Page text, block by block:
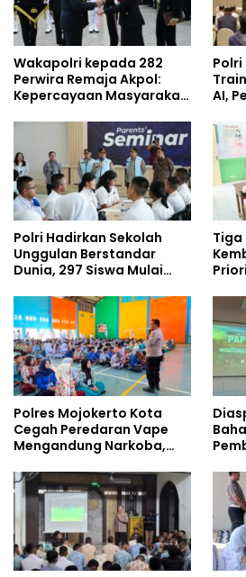
Wakapolri kepada 282
Perwira Remaja Akpol:
Kepercayaan Masyarakat
AI,
Polri Hadirkan Sekolah
Unggulan Berstandar
Dunia, 297 Siswa Mulai
Tiga
Polres Mojokerto Kota
Cegah Peredaran Vape
Mengandung Narkoba,
Kalangan Remaja